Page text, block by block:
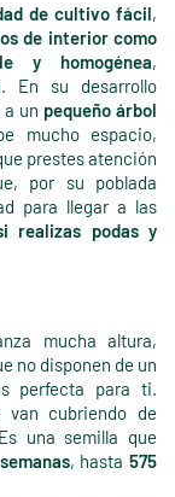
de cultivo fácil,
de interior como
y homogénea,
. En su desarrollo
un pequeño árbol
mucho espacio,
prestes atención
por su poblada
para llegar a las
realizas podas y
mucha altura,
no disponen de un
perfecta para ti.
van cubriendo de
una semilla que
, hasta575